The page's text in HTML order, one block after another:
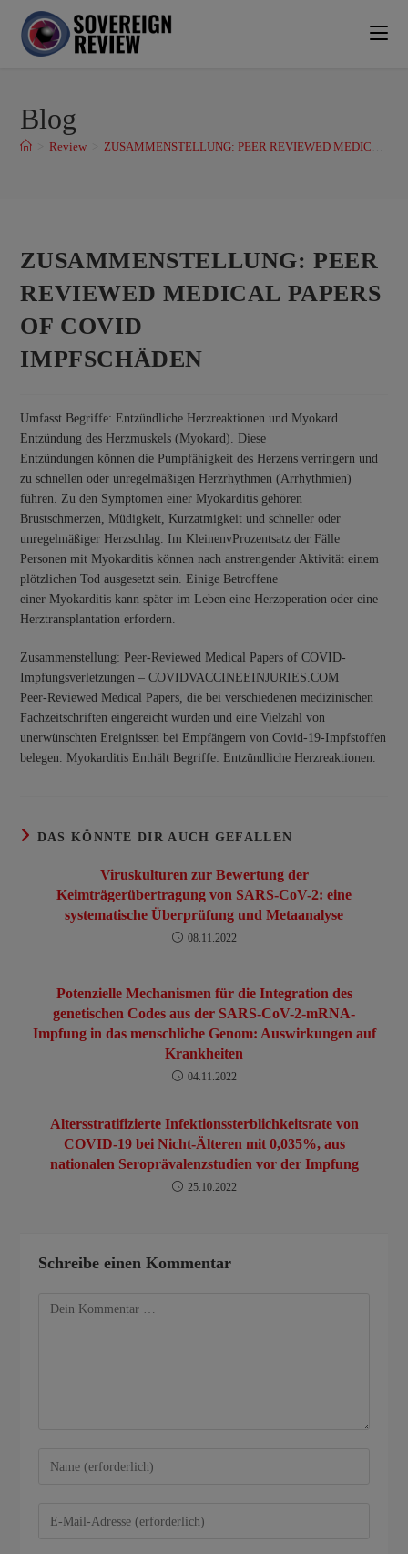
Blog
Review
ZUSAMMENSTELLUNG: PEER
REVIEWED MEDICAL PAPERS
OF COVID
IMPFSCHÄDEN
Umfasst Begriffe: Entzündliche Herzreaktionen und Myokard.
Entzündung des Herzmuskels (Myokard). Diese
Entzündungen können die Pumpfähigkeit des Herzens verringern und
zu schnellen oder unregelmäßigen Herzrhythmen (Arrhythmien)
führen. Zu den Symptomen einer Myokarditis gehören
Brustschmerzen, Müdigkeit, Kurzatmigkeit und schneller oder
unregelmäßiger Herzschlag. Im KleinenvProzentsatz der Fälle
Personen mit Myokarditis können nach anstrengender Aktivität einem
plötzlichen Tod ausgesetzt sein. Einige Betroffene
einer Myokarditis kann später im Leben eine Herzoperation oder eine
Herztransplantation erfordern.
Zusammenstellung: Peer-Reviewed Medical Papers of COVID-
Impfungsverletzungen – COVIDVACCINEEINJURIES.COM
Peer-Reviewed Medical Papers, die bei verschiedenen medizinischen
Fachzeitschriften eingereicht wurden und eine Vielzahl von
unerwünschten Ereignissen bei Empfängern von Covid-19-Impfstoffen
belegen. Myokarditis Enthält Begriffe: Entzündliche Herzreaktionen.
DAS KÖNNTE DIR AUCH GEFALLEN
Viruskulturen zur Bewertung der
Keimträgerübertragung von SARS-CoV-2: eine
systematische Überprüfung und Metaanalyse
08.11.2022
Potenzielle Mechanismen für die Integration des
genetischen Codes aus der SARS-CoV-2-mRNA-
Impfung in das menschliche Genom: Auswirkungen auf
Krankheiten
04.11.2022
Altersstratifizierte Infektionssterblichkeitsrate von
COVID-19 bei Nicht-Älteren mit 0,035%, aus
nationalen Seroprävalenzstudien vor der Impfung
25.10.2022
Schreibe einen Kommentar